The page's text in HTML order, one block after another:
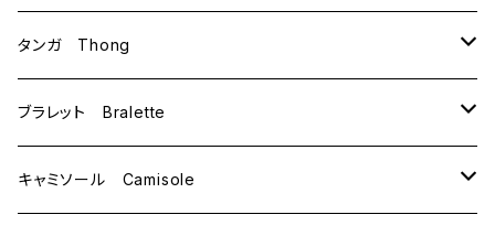
B75
C65
C70
M
L
タンガ Thong
M
ブラレット Bralette
M
キャミソール Camisole